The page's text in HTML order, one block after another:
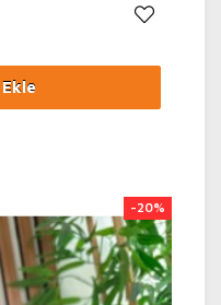
-20%